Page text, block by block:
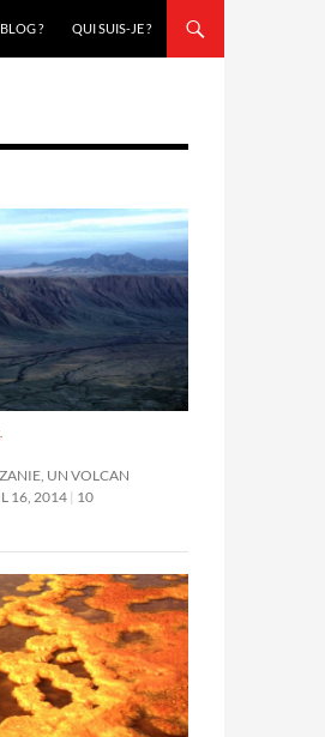
? QUI SUIS-JE ?
.
UN VOLCAN
16, 2014 10